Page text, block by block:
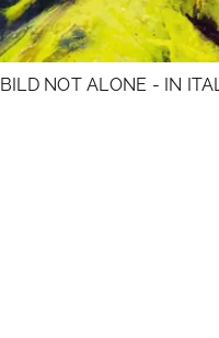
BILD NOT ALONE - IN